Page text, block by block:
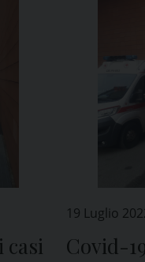
casi
19 Luglio
Covid-